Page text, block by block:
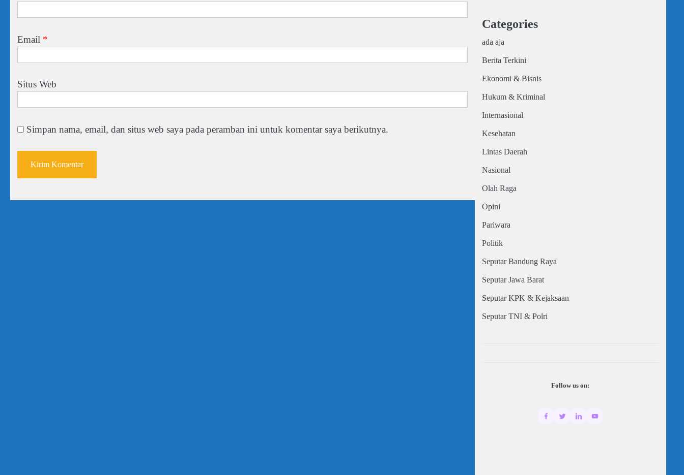
Email *
Situs Web
Simpan nama, email, dan situs web saya pada peramban ini untuk komentar saya berikutnya.
Categories
ada aja
Berita Terkini
Ekonomi & Bisnis
Hukum & Kriminal
Internasional
Kesehatan
Lintas Daerah
Nasional
Olah Raga
Opini
Pariwara
Politik
Seputar Bandung Raya
Seputar Jawa Barat
Seputar KPK & Kejaksaan
Seputar TNI & Polri
Follow us on: